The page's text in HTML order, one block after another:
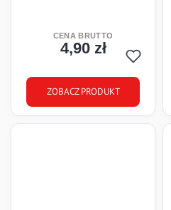
Cena
4,90 zł
ZOBACZ PRODUKT